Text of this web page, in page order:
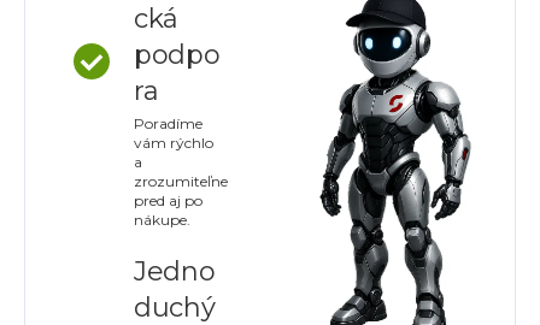
cká
podpo
ra
Poradíme
vám rýchlo
a
zrozumiteľne
pred aj po
nákupe.
Jedno
duchý